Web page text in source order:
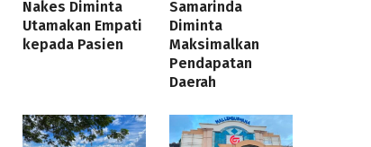
Nakes Diminta
Utamakan Empati
kepada Pasien
Samarinda
Diminta
Maksimalkan
Pendapatan
Daerah